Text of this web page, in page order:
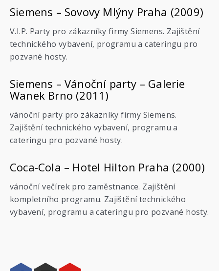
Siemens – Sovovy Mlýny Praha (2009)
V.I.P. Party pro zákazníky firmy Siemens. Zajištění
technického vybavení, programu a cateringu pro
pozvané hosty.
Siemens – Vánoční party – Galerie
Wanek Brno (2011)
vánoční party pro zákazníky firmy Siemens.
Zajištění technického vybavení, programu a
cateringu pro pozvané hosty.
Coca-Cola – Hotel Hilton Praha (2000)
vánoční večírek pro zaměstnance. Zajištění
kompletního programu. Zajištění technického
vybavení, programu a cateringu pro pozvané hosty.